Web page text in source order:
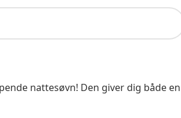
nattesøvn! Den giver dig både en